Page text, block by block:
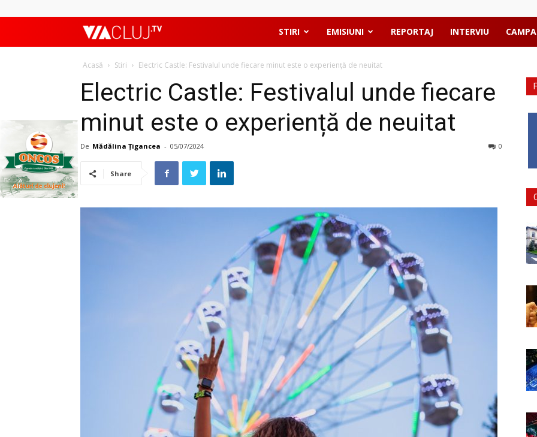
ViaClujTV STIRI EMISIUNI REPORTAJ INTERVIU
Acasă Stiri Electric Castle: Festivalul unde fiecare minut este o experiență de neuitat
Electric Castle: Festivalul unde fiecare
minut este o experiență de neuitat
De Mădălina Țigancea - 05/07/2024 0
Share